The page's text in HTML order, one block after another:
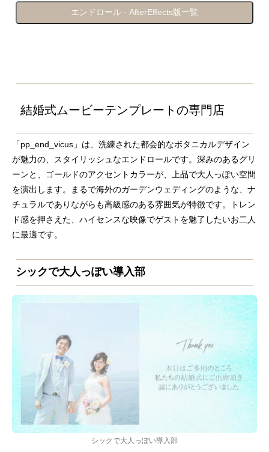
エンドロール - AfterEffects版一覧
結婚式ムービーテンプレートの専門店
「pp_end_vicus」は、洗練された都会的なボタニカルデザイン
が魅力の、スタイリッシュなエンドロールです。深みのあるグリ
ーンと、ゴールドのアクセントカラーが、上品で大人っぽい空間
を演出します。まるで海外のガーデンウェディングのような、ナ
チュラルでありながらも高級感のある雰囲気が特徴です。トレン
ド感を押さえた、ハイセンスな映像でゲストを魅了したいお二人
に最適です。
シックで大人っぽい導入部
シックで大人っぽい導入部